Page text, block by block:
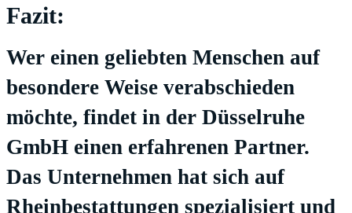
Fazit:
Wer einen geliebten Menschen auf
besondere Weise verabschieden
möchte, findet in der Düsselruhe
GmbH einen erfahrenen Partner.
Das Unternehmen hat sich auf
Rheinbestattungen spezialisiert und